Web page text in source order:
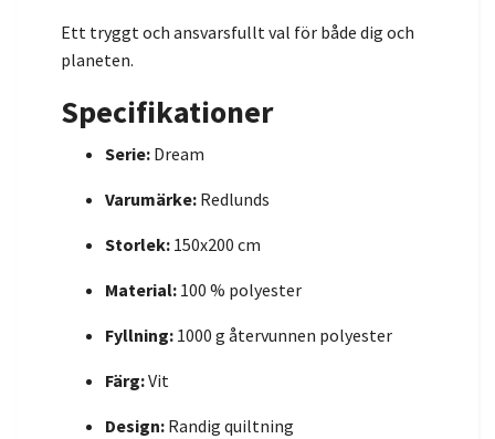
Ett tryggt och ansvarsfullt val för både dig och
planeten.
Specifikationer
Serie: Dream
Varumärke: Redlunds
Storlek: 150x200 cm
Material: 100 % polyester
Fyllning: 1000 g återvunnen polyester
Färg:Vit
Design: Randig quiltning